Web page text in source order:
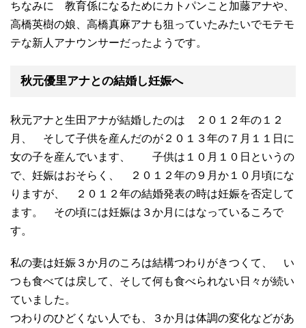
ちなみに 教育係になるためにカトパンこと加藤アナや、
高橋英樹の娘、高橋真麻アナも狙っていたみたいでモテモ
テな新人アナウンサーだったようです。
秋元優里アナとの結婚し妊娠へ
秋元アナと生田アナが結婚したのは ２０１２年の１２
月、 そして子供を産んだのが２０１３年の７月１１日に
女の子を産んでいます、 子供は１０月１０日というの
で、妊娠はおそらく、 ２０１２年の９月か１０月頃にな
りますが、 ２０１２年の結婚発表の時は妊娠を否定して
ます。 その頃には妊娠は３か月にはなっているころで
す。
私の妻は妊娠３か月のころは結構つわりがきつくて、 い
つも食べては戻して、そして何も食べられない日々が続い
ていました。
つわりのひどくない人でも、３か月は体調の変化などがあ